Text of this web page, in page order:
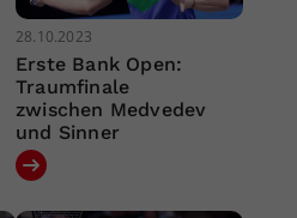
28.10.2023
Erste Bank Open:
Traumfinale
zwischen Medvedev
und Sinner